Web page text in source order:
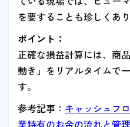
を要することも珍しくあり
ポイント：
正確な損益計算には、商
動き」をリアルタイムで
す。
参考記事： キャッシュフ